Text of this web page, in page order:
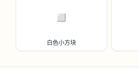
▫️
白色小方块